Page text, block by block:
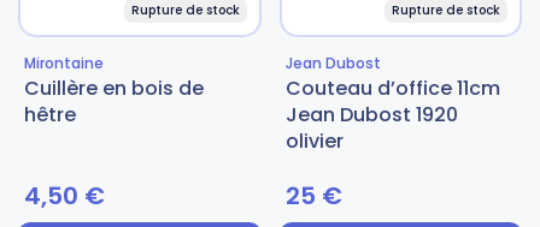
Rupture de stock
Mirontaine
Cuillère en bois de
hêtre
4,50 €
Rupture de stock
Jean Dubost
Couteau d’office 11cm
Jean Dubost 1920
olivier
25 €